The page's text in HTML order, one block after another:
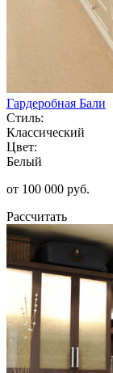
Гардеробная Бали
Стиль:
Классический
Цвет:
Белый
от 100 000 руб.
Рассчитать